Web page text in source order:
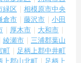
緑区
相模原市中央
倉市 藤沢市
小田
厚木市
大和市
綾瀬市
三浦郡葉山
町
足柄上郡中井町
上郡山北町
足柄上